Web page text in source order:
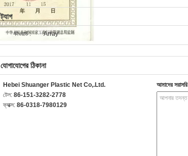
ট্যাগ
কীওয়ার্ড : Array
যোগাযোগের ঠিকানা
Hebei Shuanger Plastic Net Co,.Ltd.
টেল: 86-151-3282-2778
ফ্যাক্স: 86-0318-7980129
আমাদের